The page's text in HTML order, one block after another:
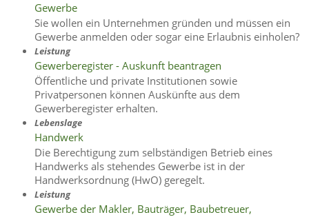
Gewerbe
Sie wollen ein Unternehmen gründen und müssen ein
Gewerbe anmelden oder sogar eine Erlaubnis einholen?
Leistung
Gewerberegister - Auskunft beantragen
Öffentliche und private Institutionen sowie
Privatpersonen können Auskünfte aus dem
Gewerberegister erhalten.
Lebenslage
Handwerk
Die Berechtigung zum selbständigen Betrieb eines
Handwerks als stehendes Gewerbe ist in der
Handwerksordnung (HwO) geregelt.
Leistung
Gewerbe der Makler, Bauträger, Baubetreuer,